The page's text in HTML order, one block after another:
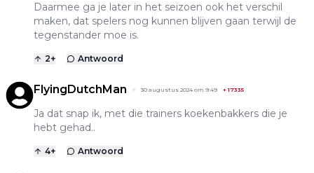
Daarmee ga je later in het seizoen ook het verschil
maken, dat spelers nog kunnen blijven gaan terwijl de
tegenstander moe is.
2+ Antwoord
FlyingDutchMan 30 augustus 2024 om 9:49 +17335
Ja dat snap ik, met die trainers koekenbakkers die je
hebt gehad..
4+ Antwoord